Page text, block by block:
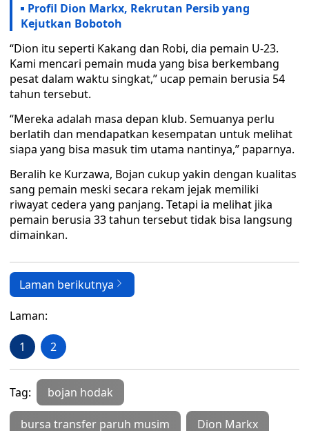
Profil Dion Markx, Rekrutan Persib yang
Kejutkan Bobotoh
“Dion itu seperti Kakang dan Robi, dia pemain U-23.
Kami mencari pemain muda yang bisa berkembang
pesat dalam waktu singkat,” ucap pemain berusia 54
tahun tersebut.
“Mereka adalah masa depan klub. Semuanya perlu
berlatih dan mendapatkan kesempatan untuk melihat
siapa yang bisa masuk tim utama nantinya,” paparnya.
Beralih ke Kurzawa, Bojan cukup yakin dengan kualitas
sang pemain meski secara rekam jejak memiliki
riwayat cedera yang panjang. Tetapi ia melihat jika
pemain berusia 33 tahun tersebut tidak bisa langsung
dimainkan.
Laman berikutnya
Laman:
1 2
Tag: bojan hodak
bursa transfer paruh musim Dion Markx